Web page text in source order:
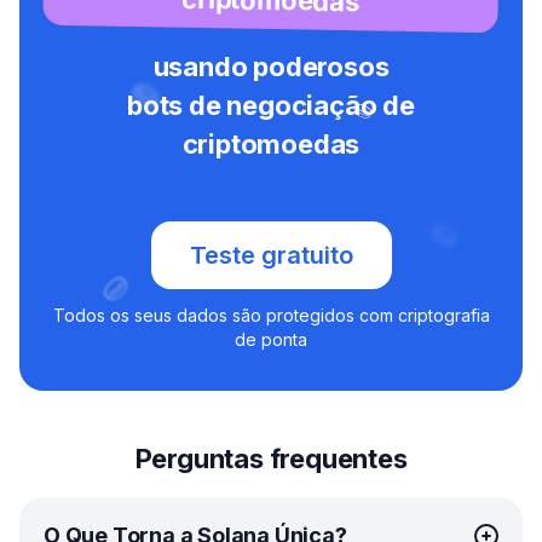
usando poderosos
bots de negociação de
criptomoedas
Teste gratuito
Todos os seus dados são protegidos com criptografia
de ponta
Perguntas frequentes
O Que Torna a Solana Única?